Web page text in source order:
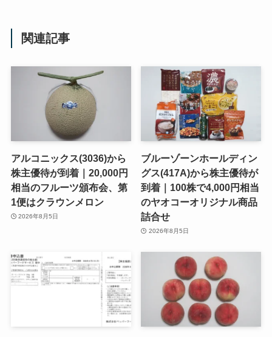
関連記事
アルコニックス(3036)から
株主優待が到着｜20,000円
相当のフルーツ頒布会、第
1便はクラウンメロン
2026年8月5日
ブルーゾーンホールディン
グス(417A)から株主優待が
到着｜100株で4,000円相当
のヤオコーオリジナル商品
詰合せ
2026年8月5日